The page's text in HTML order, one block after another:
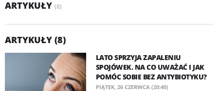
ARTYKUŁY (8)
ARTYKUŁY (8)
LATO SPRZYJA ZAPALENIU
SPOJÓWEK. NA CO UWAŻAĆ I JAK
POMÓC SOBIE BEZ ANTYBIOTYKU?
PIĄTEK, 26 CZERWCA (20:40)